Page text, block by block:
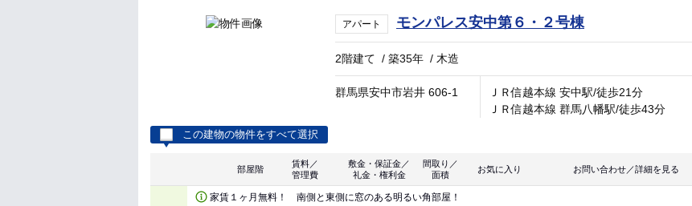
アパート モンパレス安中第６・２号棟
2階建て /築35年 / 木造
群馬県安中市岩井 606-1
ＪＲ信越本線 安中駅/徒歩21分
ＪＲ信越本線 群馬八幡駅/徒歩43分
この建物の物件をすべて選択
部屋階
賃料／
管理費
敷金・保証金／
礼金・権利金
間取り／
面積
お気に入り お問い合わせ／詳細を見る
家賃１ヶ月無料！ 南側と東側に窓のある明るい角部屋！